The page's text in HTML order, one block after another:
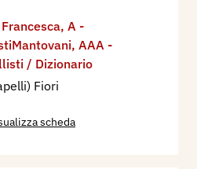
, A -
, AAA -
/ Dizionario
Fiori
scheda